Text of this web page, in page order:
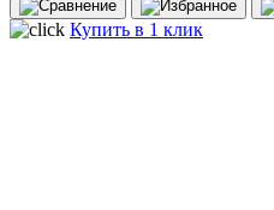
Купить в 1 клик